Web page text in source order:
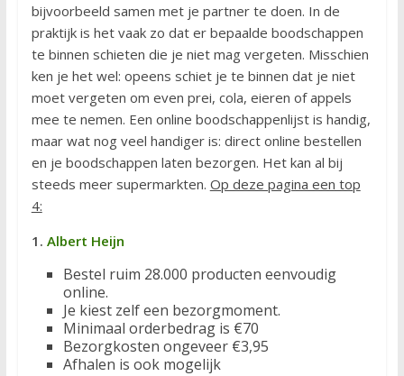
bijvoorbeeld samen met je partner te doen. In de
praktijk is het vaak zo dat er bepaalde boodschappen
te binnen schieten die je niet mag vergeten. Misschien
ken je het wel: opeens schiet je te binnen dat je niet
moet vergeten om even prei, cola, eieren of appels
mee te nemen. Een online boodschappenlijst is handig,
maar wat nog veel handiger is: direct online bestellen
en je boodschappen laten bezorgen. Het kan al bij
steeds meer supermarkten. Op deze pagina een top
4:
1. Albert Heijn
Bestel ruim 28.000 producten eenvoudig
online.
Je kiest zelf een bezorgmoment.
Minimaal orderbedrag is €70
Bezorgkosten ongeveer €3,95
Afhalen is ook mogelijk